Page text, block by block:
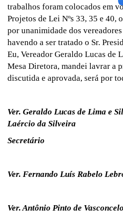
trabalhos foram colocados em
Projetos de Lei Nºs 33, 35 e 40,
por unanimidade dos
havendo a ser tratado o Sr.
Eu, Vereador Geraldo Lucas de
Mesa Diretora, mandei lavrar a
discutida e aprovada, será por
Ver. Geraldo Lucas de Lima
Laércio da Silveira
Secretário
Ver. Fernando Luís Rabelo
Ver. Antônio Pinto de